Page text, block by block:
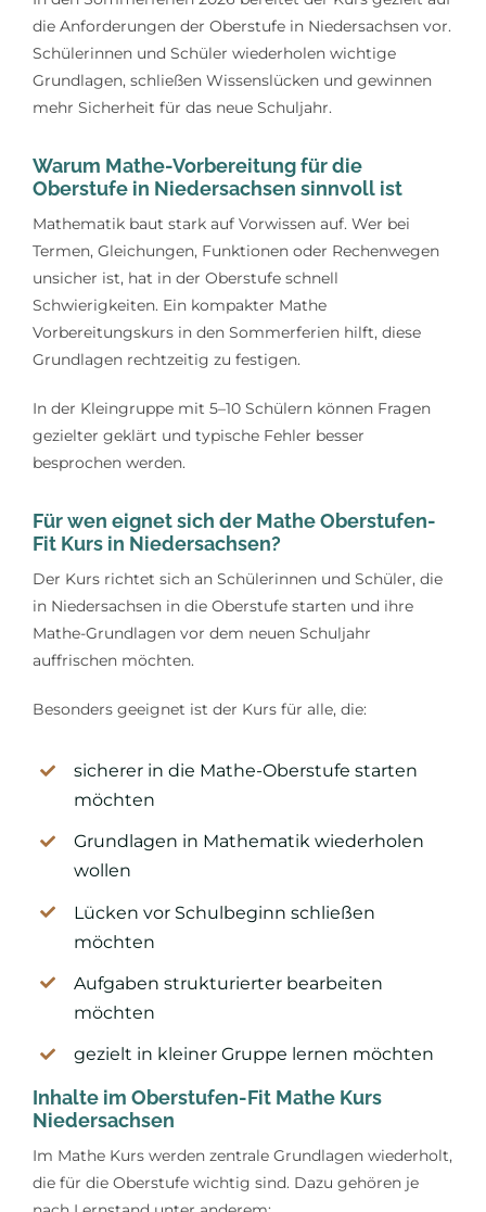
die Anforderungen der Oberstufe in Niedersachsen vor.
Schülerinnen und Schüler wiederholen wichtige
Grundlagen, schließen Wissenslücken und gewinnen
mehr Sicherheit für das neue Schuljahr.
Warum Mathe-Vorbereitung für die
Oberstufe in Niedersachsen sinnvoll ist
Mathematik baut stark auf Vorwissen auf. Wer bei
Termen, Gleichungen, Funktionen oder Rechenwegen
unsicher ist, hat in der Oberstufe schnell
Schwierigkeiten. Ein kompakter Mathe
Vorbereitungskurs in den Sommerferien hilft, diese
Grundlagen rechtzeitig zu festigen.
In der Kleingruppe mit 5–10 Schülern können Fragen
gezielter geklärt und typische Fehler besser
besprochen werden.
Für wen eignet sich der Mathe Oberstufen-
Fit Kurs in Niedersachsen?
Der Kurs richtet sich an Schülerinnen und Schüler, die
in Niedersachsen in die Oberstufe starten und ihre
Mathe-Grundlagen vor dem neuen Schuljahr
auffrischen möchten.
Besonders geeignet ist der Kurs für alle, die:
sicherer in die Mathe-Oberstufe starten
möchten
Grundlagen in Mathematik wiederholen
wollen
Lücken vor Schulbeginn schließen
möchten
Aufgaben strukturierter bearbeiten
möchten
gezielt in kleiner Gruppe lernen möchten
Inhalte im Oberstufen-Fit Mathe Kurs
Niedersachsen
Im Mathe Kurs werden zentrale Grundlagen wiederholt,
die für die Oberstufe wichtig sind. Dazu gehören je